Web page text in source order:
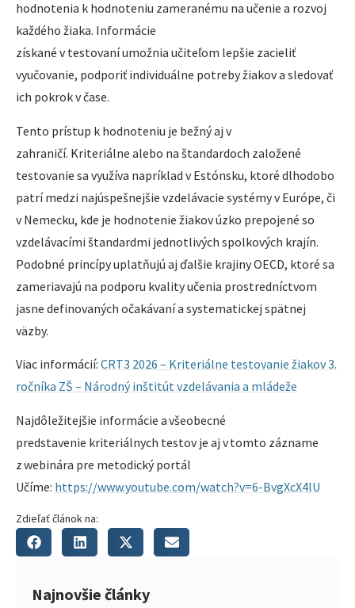
hodnotenia k hodnoteniu zameranému na učenie a rozvoj
každého žiaka. Informácie
získané v testovaní umožnia učiteľom lepšie zacieliť
vyučovanie, podporiť individuálne potreby žiakov a sledovať
ich pokrok v čase.
Tento prístup k hodnoteniu je bežný aj v
zahraničí. Kriteriálne alebo na štandardoch založené
testovanie sa využíva napríklad v Estónsku, ktoré dlhodobo
patrí medzi najúspešnejšie vzdelávacie systémy v Európe, či
v Nemecku, kde je hodnotenie žiakov úzko prepojené so
vzdelávacími štandardmi jednotlivých spolkových krajín.
Podobné princípy uplatňujú aj ďalšie krajiny OECD, ktoré sa
zameriavajú na podporu kvality učenia prostredníctvom
jasne definovaných očakávaní a systematickej spätnej
väzby.
Viac informácií: CRT3 2026 – Kriteriálne testovanie žiakov 3.
ročníka ZŠ – Národný inštitút vzdelávania a mládeže
Najdôležitejšie informácie a všeobecné
predstavenie kriteriálnych testov je aj v tomto zázname
z webinára pre metodický portál
Učíme: https://www.youtube.com/watch?v=6-BvgXcX4lU
Zdieľať článok na:
Najnovšie články